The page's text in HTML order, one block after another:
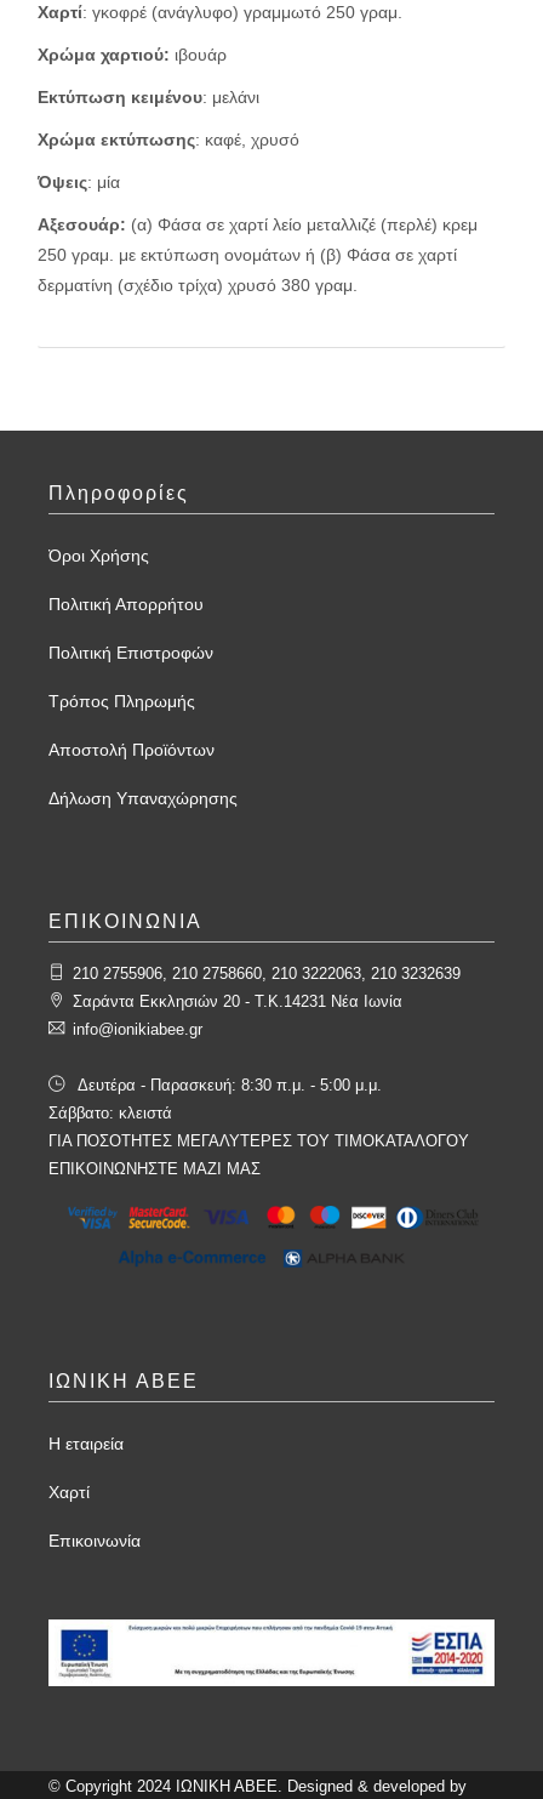
Χαρτί: γκοφρέ (ανάγλυφο) γραμμωτό 250 γραμ.
Χρώμα χαρτιού: ιβουάρ
Εκτύπωση κειμένου: μελάνι
Χρώμα εκτύπωσης: καφέ, χρυσό
Όψεις: μία
Αξεσουάρ: (α) Φάσα σε χαρτί λείο μεταλλιζέ (περλέ) κρεμ
250 γραμ. με εκτύπωση ονομάτων ή (β) Φάσα σε χαρτί
δερματίνη (σχέδιο τρίχα) χρυσό 380 γραμ.
Πληροφορίες
Όροι Χρήσης
Πολιτική Απορρήτου
Πολιτική Επιστροφών
Τρόπος Πληρωμής
Αποστολή Προϊόντων
Δήλωση Υπαναχώρησης
ΕΠΙΚΟΙΝΩΝΙΑ
210 2755906, 210 2758660, 210 3222063, 210 3232639
Σαράντα Εκκλησιών 20 - T.K.14231 Νέα Ιωνία
info@ionikiabee.gr
Δευτέρα - Παρασκευή: 8:30 π.μ. - 5:00 μ.μ.
Σάββατο: κλειστά
ΓΙΑ ΠΟΣΟΤΗΤΕΣ ΜΕΓΑΛΥΤΕΡΕΣ ΤΟΥ ΤΙΜΟΚΑΤΑΛΟΓΟΥ
ΕΠΙΚΟΙΝΩΝΗΣΤΕ ΜΑΖΙ ΜΑΣ
ΙΩΝΙΚΗ ΑΒΕΕ
Η εταιρεία
Χαρτί
Επικοινωνία
© Copyright 2024 ΙΩΝΙΚΗ ΑΒΕΕ. Designed & developed by